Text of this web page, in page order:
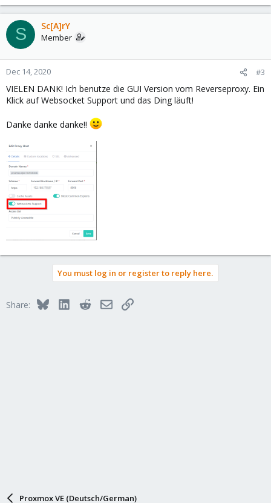
S Sc[A]rY
Member
Dec 14, 2020 #3
VIELEN DANK! Ich benutze die GUI Version vom Reverseproxy. Ein
Klick auf Websocket Support und das Ding läuft!
Danke danke danke!!
You must log in or register to reply here.
Share: BlueskyLinkedInRedditEmailLink
Proxmox VE (Deutsch/German)